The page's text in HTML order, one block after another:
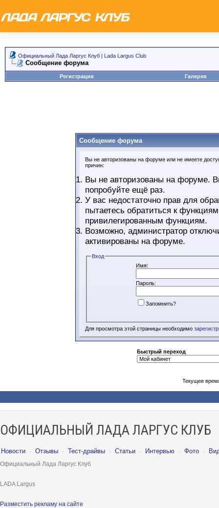
Официальный Лада Ларгус Клуб | Lada Largus Club
Сообщение форума
Регистрация Галерея
Сообщение форума
Вы не авторизованы на форуме или не имеете
причин:
Вы не авторизованы на форуме.
попробуйте ещё раз.
У вас недостаточно прав для
пытаетесь обратиться к
привилегированным функциям.
Возможно, администратор
активированы на форуме.
Вход
Имя:
Пароль:
Запомнить?
Для просмотра этой страницы необходимо
Быстрый переход
Текущее
ОФИЦИАЛЬНЫЙ ЛАДА ЛАРГУС КЛУБ
Новости · Отзывы · Тест-драйвы · Статьи · Интервью · Фото ·
Официальный Лада Ларгус Клуб
LADA Largus
Разместить рекламу на сайте